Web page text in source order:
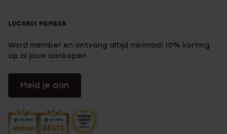
LUCARDI MEMBER
Word member en ontvang altijd minimaal 10% korting
op al jouw aankopen
Meld je aan